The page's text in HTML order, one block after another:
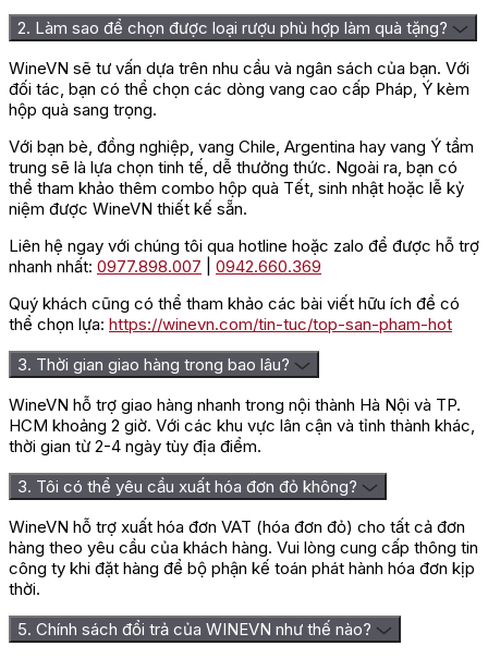
2. Làm sao để chọn được loại rượu phù hợp làm quà tặng?
WineVN sẽ tư vấn dựa trên nhu cầu và ngân sách của bạn. Với
đối tác, bạn có thể chọn các dòng vang cao cấp Pháp, Ý kèm
hộp quà sang trọng.
Với bạn bè, đồng nghiệp, vang Chile, Argentina hay vang Ý tầm
trung sẽ là lựa chọn tinh tế, dễ thưởng thức. Ngoài ra, bạn có
thể tham khảo thêm combo hộp quà Tết, sinh nhật hoặc lễ kỷ
niệm được WineVN thiết kế sẵn.
Liên hệ ngay với chúng tôi qua hotline hoặc zalo để được hỗ trợ
nhanh nhất: 0977.898.007
0942.660.369
Quý khách cũng có thể tham khảo các bài viết hữu ích để có
thể chọn lựa: https://winevn.com/tin-tuc/top-san-pham-hot
3. Thời gian giao hàng trong bao lâu?
WineVN hỗ trợ giao hàng nhanh trong nội thành Hà Nội và TP.
HCM khoảng 2 giờ. Với các khu vực lân cận và tỉnh thành khác,
thời gian từ 2-4 ngày tùy địa điểm.
3. Tôi có thể yêu cầu xuất hóa đơn đỏ không?
WineVN hỗ trợ xuất hóa đơn VAT (hóa đơn đỏ) cho tất cả đơn
hàng theo yêu cầu của khách hàng. Vui lòng cung cấp thông tin
công ty khi đặt hàng để bộ phận kế toán phát hành hóa đơn kịp
thời.
5. Chính sách đổi trả của WINEVN như thế nào?